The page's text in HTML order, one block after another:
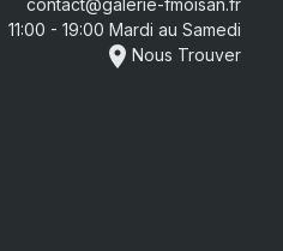
contact@galerie-fmoisan.fr
11:00 - 19:00 Mardi au Samedi
place Nous Trouver